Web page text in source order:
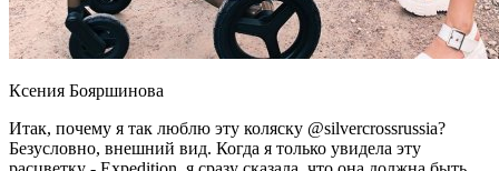
Ксения Бояршинова
Итак, почему я так люблю эту коляску @silvercrossrussia?
Безусловно, внешний вид. Когда я только увидела эту